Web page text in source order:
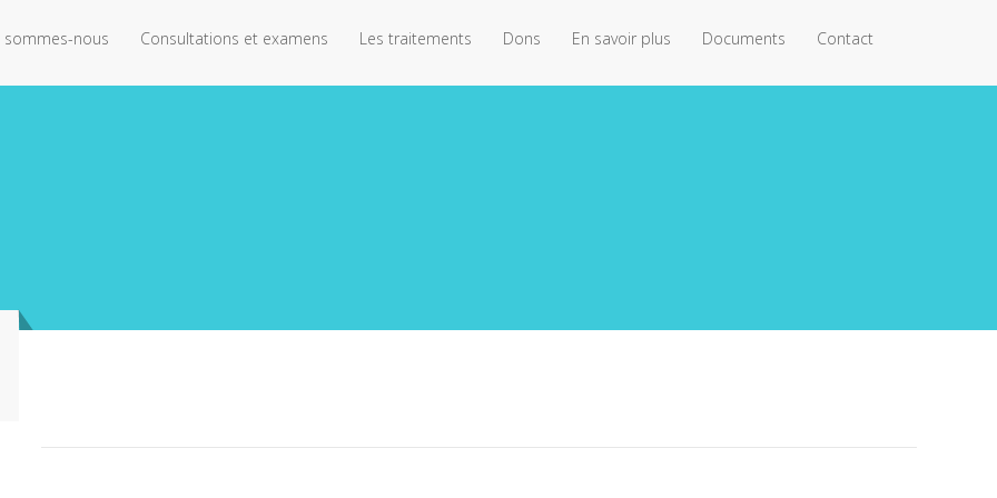
menu
sommes-nous Consultations et examens Les traitements Dons En savoir plus Documents Contact